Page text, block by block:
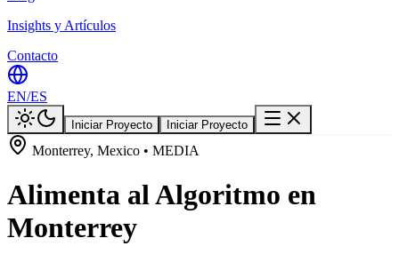
Insights y Artículos
Contacto
EN/ES
Iniciar Proyecto Iniciar Proyecto
Monterrey, Mexico • MEDIA
Alimenta al Algoritmo en
Monterrey